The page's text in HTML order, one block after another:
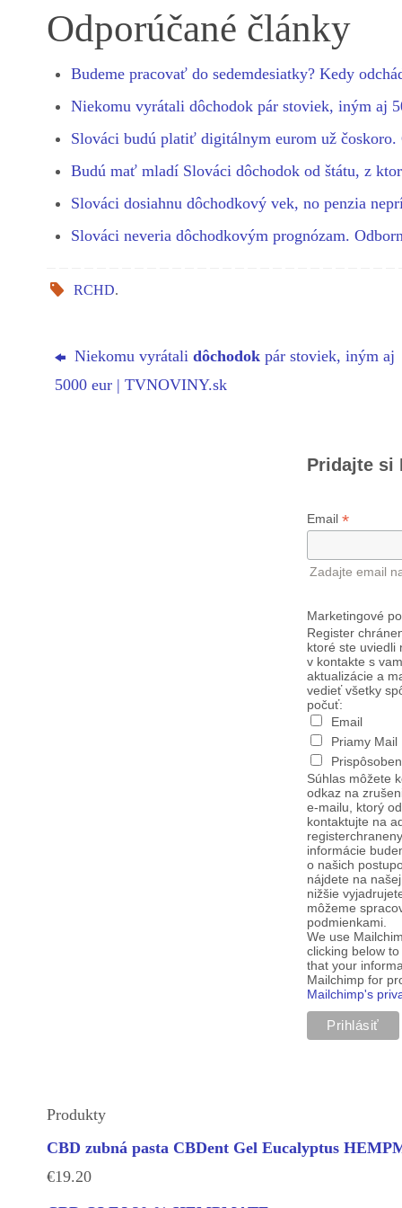
bo
ok
se
ng
er
ts
A
pp
gr
a
m
ed
In
re
Odporúčané články
Budeme pracovať do sedemdesiatky? Kedy
Niekomu vyrátali dôchodok pár stoviek, iným aj
Slováci budú platiť digitálnym eurom už
Budú mať mladí Slováci dôchodok od štátu, z
Slováci dosiahnu dôchodkový vek, no penzia
Slováci neveria dôchodkovým prognózam.
RCHD.
Niekomu vyrátali dôchodok pár stoviek, iným aj
5000 eur | TVNOVINY.sk
Pridajte si
Email *
Zadajte email
Marketingové
Register
ktoré ste uviedli
v kontakte s
aktualizácie a
vedieť všetky
počuť:
Email
Priamy Mail
Súhlas môžete
odkaz na
e-mailu, ktorý
kontaktujte na
informácie
o našich
nájdete na
nižšie
môžeme
podmienkami.
We use
clicking below
that your
Mailchimp for
Mailchimp's
Produkty
CBD zubná pasta CBDent Gel Eucalyptus
€19.20